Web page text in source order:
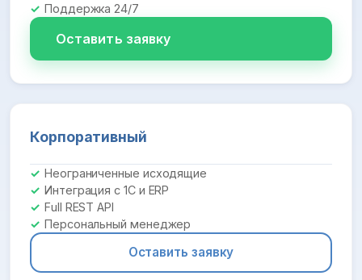
Поддержка 24/7
Оставить заявку
Корпоративный
Неограниченные исходящие
Интеграция с 1С и ERP
Full REST API
Персональный менеджер
Оставить заявку